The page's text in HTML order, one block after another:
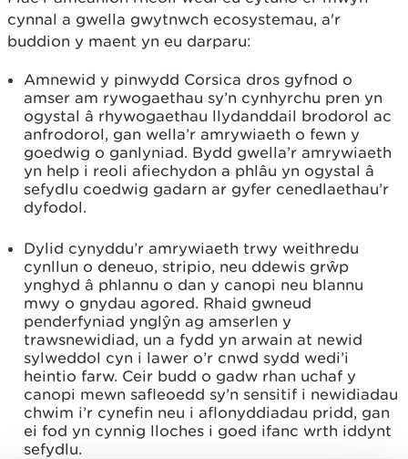
cynnal a gwella gwytnwch ecosystemau, a'r
buddion y maent yn eu darparu:
Amnewid y pinwydd Corsica dros gyfnod o
amser am rywogaethau sy’n cynhyrchu pren yn
ogystal â rhywogaethau llydanddail brodorol ac
anfrodorol, gan wella’r amrywiaeth o fewn y
goedwig o ganlyniad. Bydd gwella’r amrywiaeth
yn help i reoli afiechydon a phlâu yn ogystal â
sefydlu coedwig gadarn ar gyfer cenedlaethau’r
dyfodol.
Dylid cynyddu’r amrywiaeth trwy weithredu
cynllun o deneuo, stripio, neu ddewis grŵp
ynghyd â phlannu o dan y canopi neu blannu
mwy o gnydau agored. Rhaid gwneud
penderfyniad ynglŷn ag amserlen y
trawsnewidiad, un a fydd yn arwain at newid
sylweddol cyn i lawer o’r cnwd sydd wedi’i
heintio farw. Ceir budd o gadw rhan uchaf y
canopi mewn safleoedd sy’n sensitif i newidiadau
chwim i’r cynefin neu i aflonyddiadau pridd, gan
ei fod yn cynnig lloches i goed ifanc wrth iddynt
sefydlu.